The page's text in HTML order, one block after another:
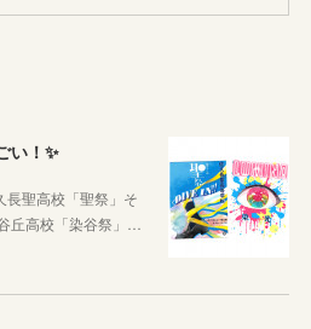
い！✨
聖高校「聖祭」そ
丘高校「染谷祭」…